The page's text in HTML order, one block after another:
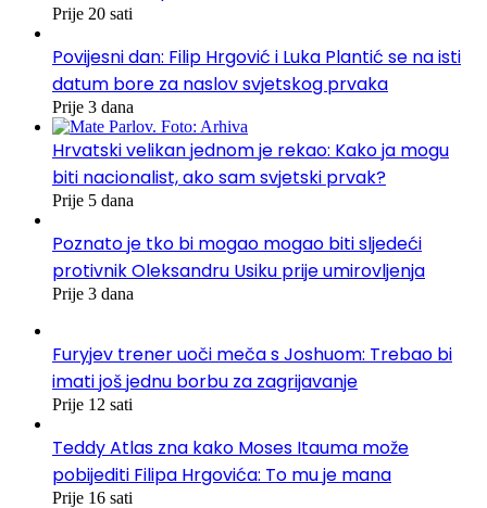
Prije 20 sati
Povijesni dan: Filip Hrgović i Luka Plantić se na isti
datum bore za naslov svjetskog prvaka
Prije 3 dana
Hrvatski velikan jednom je rekao: Kako ja mogu
biti nacionalist, ako sam svjetski prvak?
Prije 5 dana
Poznato je tko bi mogao mogao biti sljedeći
protivnik Oleksandru Usiku prije umirovljenja
Prije 3 dana
Furyjev trener uoči meča s Joshuom: Trebao bi
imati još jednu borbu za zagrijavanje
Prije 12 sati
Teddy Atlas zna kako Moses Itauma može
pobijediti Filipa Hrgovića: To mu je mana
Prije 16 sati